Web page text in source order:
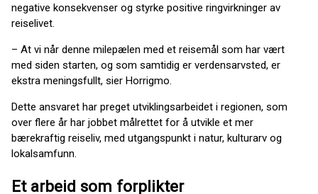
negative konsekvenser og styrke positive ringvirkninger av
reiselivet.
– At vi når denne milepælen med et reisemål som har vært
med siden starten, og som samtidig er verdensarvsted, er
ekstra meningsfullt, sier Horrigmo.
Dette ansvaret har preget utviklingsarbeidet i regionen, som
over flere år har jobbet målrettet for å utvikle et mer
bærekraftig reiseliv, med utgangspunkt i natur, kulturarv og
lokalsamfunn.
Et arbeid som forplikter